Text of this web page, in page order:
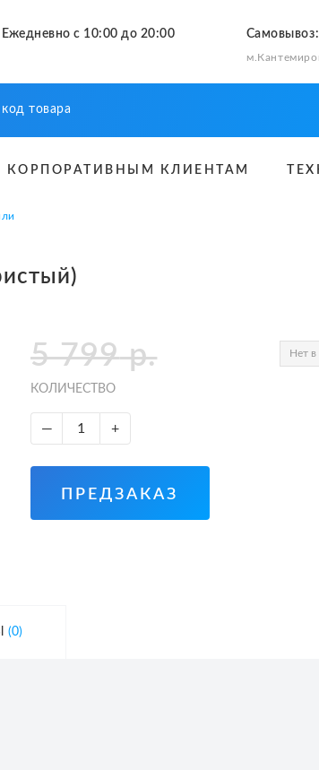
Ежедневно с 10:00 до 20:00 Самовывоз
КОРПОРАТИВНЫМ КЛИЕНТАМ
5 799р. Нет в
КОЛИЧЕСТВО
— +
ПРЕДЗАКАЗ
(0)